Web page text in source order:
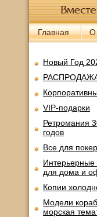
Главная О
Новый Год
VIP-подарки
Ретромания
годов
Все для
для дома и
Копии
Модели
морская